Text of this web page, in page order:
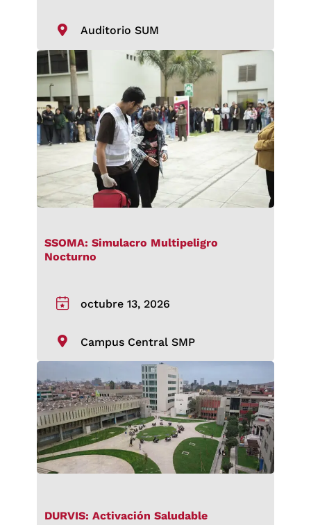
Auditorio SUM
SSOMA: Simulacro Multipeligro
Nocturno
octubre 13, 2026
Campus Central SMP
DURVIS: Activación Saludable